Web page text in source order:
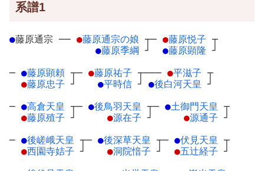
系譜1
●藤原通宗 ── ●藤原通宗の娘 ┬
●藤原季綱 ┘
─ ●藤原悦子 ┬
●藤原顕隆 ┘
─ ●藤原顕頼 ┬
●藤原忠子 ┘
─ ●藤原祐子 ┬
●平時信 ┘
─── ●平滋子 ┬
●後白河天皇 ┘
─ ●高倉天皇 ┬
●藤原殖子 ┘
─ ●後鳥羽天皇 ┬
●源在子 ┘
─ ●土御門天皇 ┬
●源通子 ┘
─ ●後嵯峨天皇 ┬
●西園寺姞子 ┘
─ ●後深草天皇 ┬
●洞院愔子 ┘
─ ●伏見天皇 ┬
●五辻経子 ┘